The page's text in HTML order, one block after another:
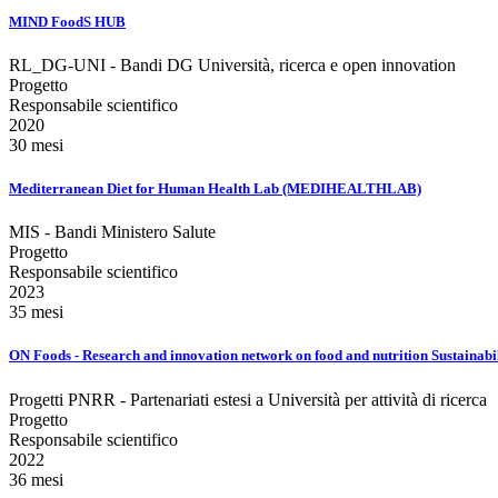
MIND FoodS HUB
RL_DG-UNI - Bandi DG Università, ricerca e open innovation
Progetto
Responsabile scientifico
2020
30 mesi
Mediterranean Diet for Human Health Lab (MEDIHEALTHLAB)
MIS - Bandi Ministero Salute
Progetto
Responsabile scientifico
2023
35 mesi
ON Foods - Research and innovation network on food and nutrition
Progetti PNRR - Partenariati estesi a Università per attività di ricerca
Progetto
Responsabile scientifico
2022
36 mesi